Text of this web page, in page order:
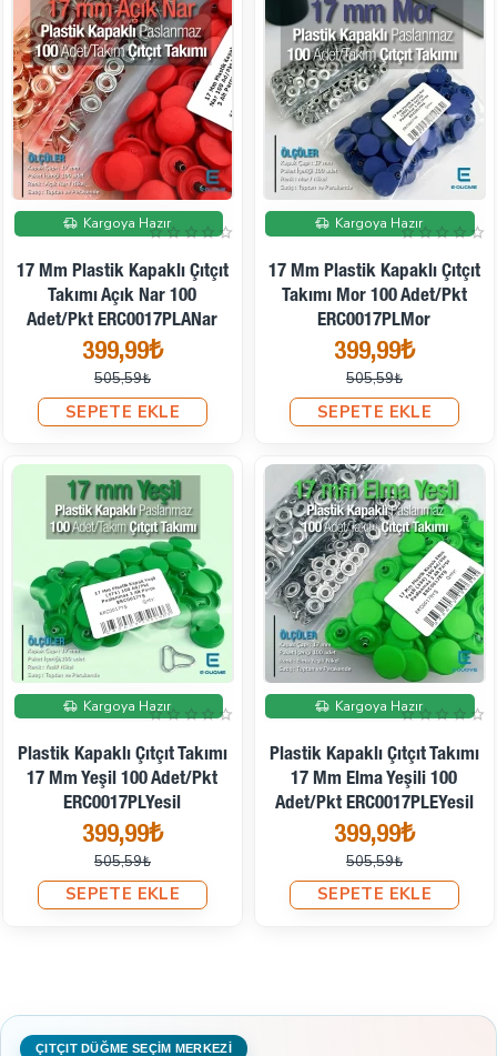
İndirimde
Kargoya Hazır
17 Mm Plastik Kapaklı Çıtçıt
Takımı Açık Nar 100
Adet/pkt ERC0017PLANar
399,99₺
505,59₺
SEPETE EKLE
İndirimde
Kargoya Hazır
17 Mm Plastik Kapaklı Çıtçıt
Takımı Mor 100 Adet/pkt
ERC0017PLMor
399,99₺
505,59₺
SEPETE EKLE
İndirimde
Kargoya Hazır
Plastik Kapaklı Çıtçıt Takımı
17 Mm Yeşil 100 Adet/pkt
ERC0017PLYesil
399,99₺
505,59₺
SEPETE EKLE
İndirimde
Kargoya Hazır
Plastik Kapaklı Çıtçıt Takımı
17 Mm Elma Yeşili 100
Adet/pkt ERC0017PLEYesil
399,99₺
505,59₺
SEPETE EKLE
ÇITÇIT DÜĞME SEÇİM MERKEZİ